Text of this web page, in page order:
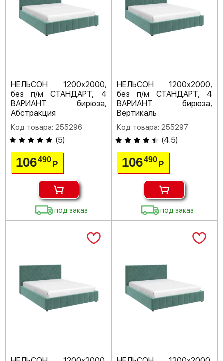
НЕЛЬСОН 1200х2000,
без п/м СТАНДАРТ, 4
ВАРИАНТ бирюза,
Абстракция
Код товара: 255296
(5)
106490Р
под заказ
НЕЛЬСОН 1200х2000,
без п/м СТАНДАРТ, 4
ВАРИАНТ бирюза,
Вертикаль
Код товара: 255297
(4.5)
106490 Р
под заказ